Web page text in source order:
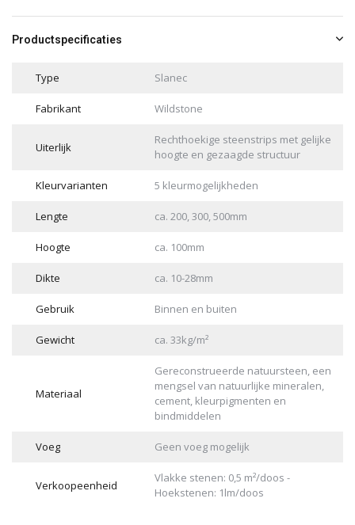
Productspecificaties
Type Slanec
Fabrikant Wildstone
Uiterlijk
Rechthoekige steenstrips met gelijke
hoogte en gezaagde structuur
Kleurvarianten 5 kleurmogelijkheden
Lengte ca. 200, 300, 500mm
Hoogte ca. 100mm
Dikte ca. 10-28mm
Gebruik Binnen en buiten
Gewicht ca. 33kg/m²
Materiaal
Gereconstrueerde natuursteen, een
mengsel van natuurlijke mineralen,
cement, kleurpigmenten en
bindmiddelen
Voeg Geen voeg mogelijk
Verkoopeenheid
Vlakke stenen: 0,5 m²/doos -
Hoekstenen: 1lm/doos